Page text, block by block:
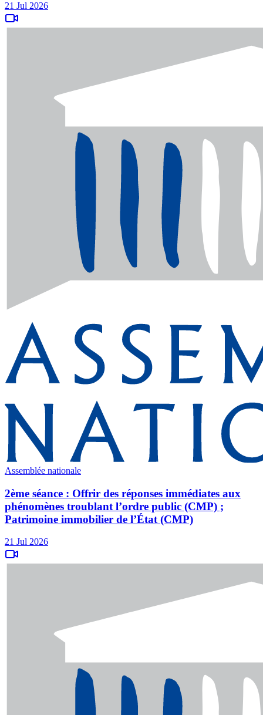
21 Jul 2026
Assemblée nationale
2ème séance : Offrir des réponses immédiates aux
phénomènes troublant l’ordre public (CMP) ;
Patrimoine immobilier de l’État (CMP)
21 Jul 2026